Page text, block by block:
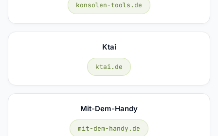
konsolen-tools.de
Ktai
ktai.de
Mit-Dem-Handy
mit-dem-handy.de